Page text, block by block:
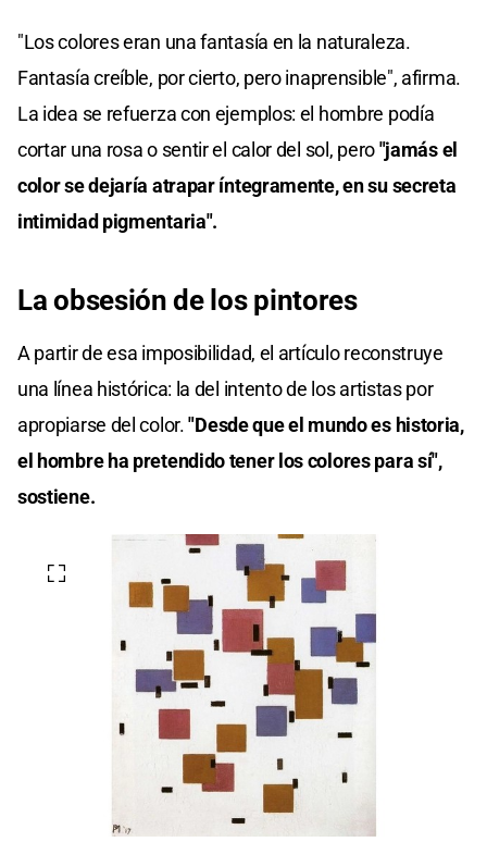
"Los colores eran una fantasía en la naturaleza.
Fantasía creíble, por cierto, pero inaprensible", afirma.
La idea se refuerza con ejemplos: el hombre podía
cortar una rosa o sentir el calor del sol, pero"jamás el
color se dejaría atrapar íntegramente, en su secreta
intimidad pigmentaria".
La obsesión de los pintores
A partir de esa imposibilidad, el artículo reconstruye
una línea histórica: la del intento de los artistas por
apropiarse del color."Desde que el mundo es historia,
el hombre ha pretendido tener los colores para sí",
sostiene.